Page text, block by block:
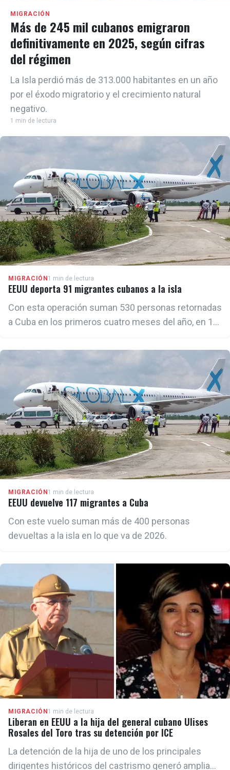
MIGRACIÓN
Más de 245 mil cubanos emigraron
definitivamente en 2025, según cifras
del régimen
La Isla perdió más de 313.000 habitantes en un año
por el éxodo migratorio y el crecimiento natural
negativo.
1 min de lectura
MIGRACIÓN 1 min de lectura
EEUU deporta 91 migrantes cubanos a la isla
Con esta operación suman 530 personas retornadas
a Cuba en los primeros cuatro meses del año, en 14
MIGRACIÓN 1 min de lectura
EEUU devuelve 117 migrantes a Cuba
Con este vuelo suman más de 400 personas
devueltas a la isla en lo que va de 2026.
MIGRACIÓN1 min de lectura
Liberan en EEUU a la hija del general cubano Ulises
Rosales del Toro tras su detención por ICE
La detención de la hija de uno de los principales
dirigentes históricos del castrismo generó amplia